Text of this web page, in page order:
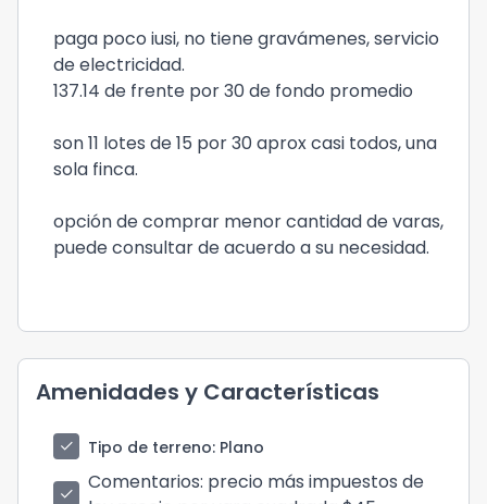
paga poco iusi, no tiene gravámenes, servicio
de electricidad.
137.14 de frente por 30 de fondo promedio
son 11 lotes de 15 por 30 aprox casi todos, una
sola finca.
opción de comprar menor cantidad de varas,
puede consultar de acuerdo a su necesidad.
Amenidades y Características
check Tipo de terreno: Plano
check Comentarios: precio más impuestos de